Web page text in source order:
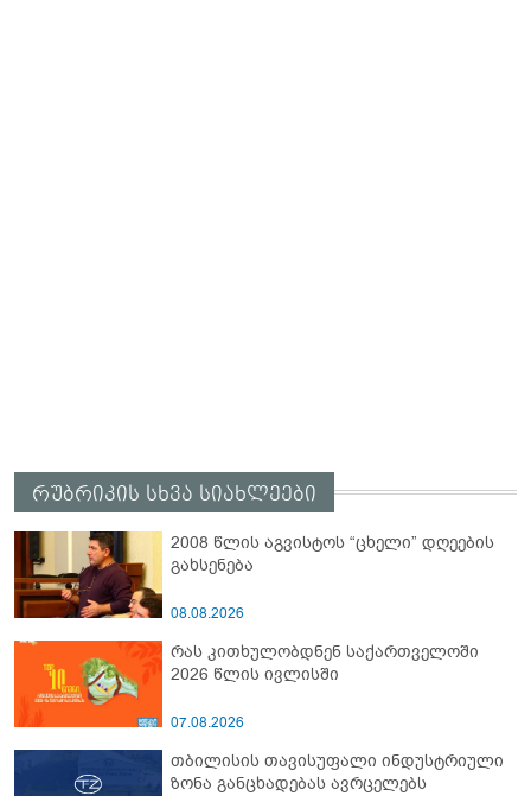
რუბრიკის სხვა სიახლეები
2008 წლის აგვისტოს “ცხელი” დღეების
გახსენება
08.08.2026
რას კითხულობდნენ საქართველოში
2026 წლის ივლისში
07.08.2026
თბილისის თავისუფალი ინდუსტრიული
ზონა განცხადებას ავრცელებს